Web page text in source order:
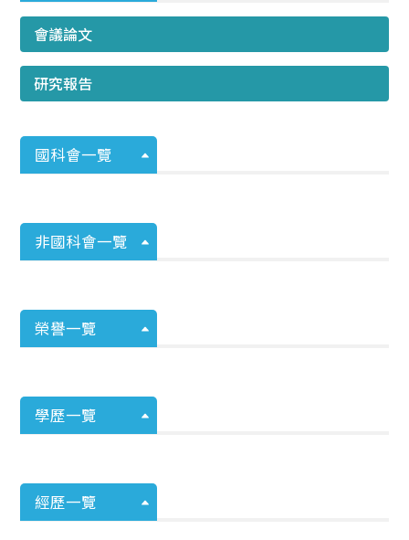
會議論文
研究報告
國科會一覽
非國科會一覽
榮譽一覽
學歷一覽
經歷一覽